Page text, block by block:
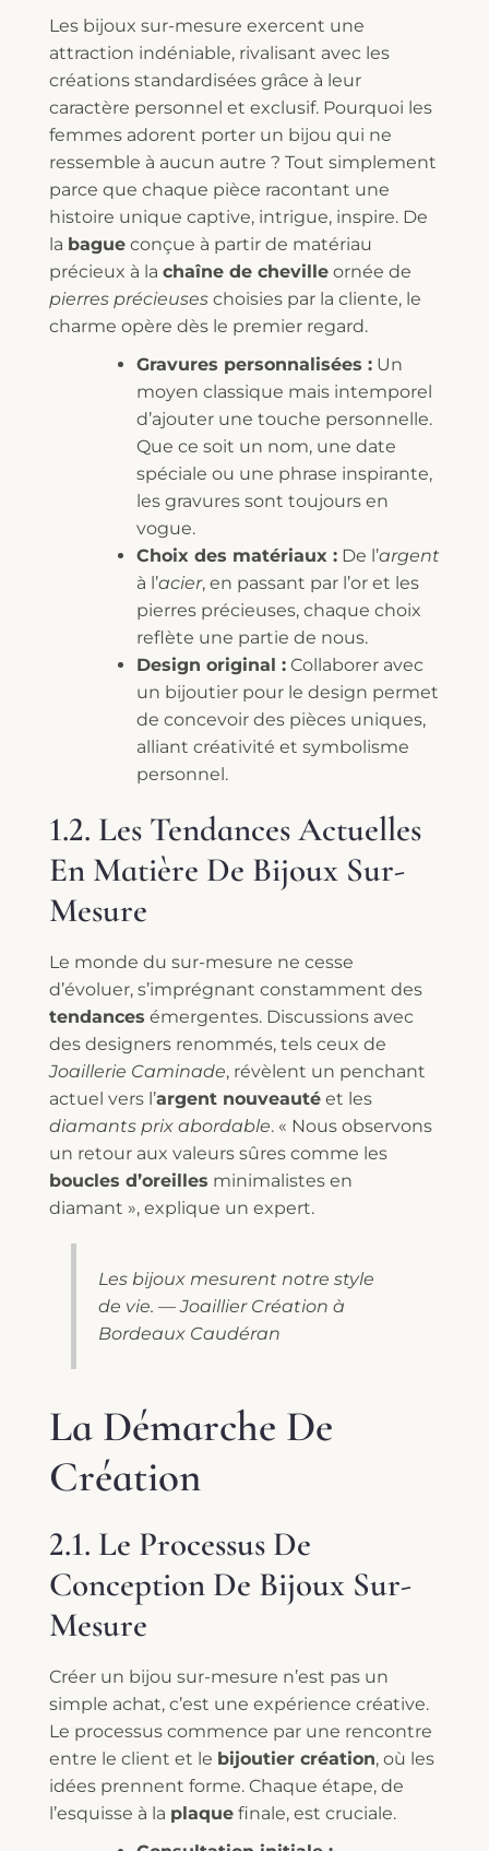
Les bijoux sur-mesure exercent une
attraction indéniable, rivalisant avec les
créations standardisées grâce à leur
caractère personnel et exclusif. Pourquoi les
femmes adorent porter un bijou qui ne
ressemble à aucun autre ? Tout simplement
parce que chaque pièce racontant une
histoire unique captive, intrigue, inspire. De
la bague conçue à partir de matériau
précieux à la chaîne de cheville ornée de
pierres précieuses choisies par la cliente, le
charme opère dès le premier regard.
Gravures personnalisées : Un
moyen classique mais intemporel
d’ajouter une touche personnelle.
Que ce soit un nom, une date
spéciale ou une phrase inspirante,
les gravures sont toujours en
vogue.
Choix des matériaux : De l’argent
à l’acier, en passant par l’or et les
pierres précieuses, chaque choix
reflète une partie de nous.
Design original : Collaborer avec
un bijoutier pour le design permet
de concevoir des pièces uniques,
alliant créativité et symbolisme
personnel.
1.2. Les Tendances Actuelles
En Matière De Bijoux Sur-
Mesure
Le monde du sur-mesure ne cesse
d’évoluer, s’imprégnant constamment des
tendances émergentes. Discussions avec
des designers renommés, tels ceux de
Joaillerie Caminade, révèlent un penchant
actuel vers l’argent nouveauté et les
diamants prix abordable. « Nous observons
un retour aux valeurs sûres comme les
boucles d’oreilles minimalistes en
diamant », explique un expert.
Les bijoux mesurent notre style
de vie. — Joaillier Création à
Bordeaux Caudéran
La Démarche De
Création
2.1. Le Processus De
Conception De Bijoux Sur-
Mesure
Créer un bijou sur-mesure n’est pas un
simple achat, c’est une expérience créative.
Le processus commence par une rencontre
entre le client et le bijoutier création, où les
idées prennent forme. Chaque étape, de
l’esquisse à la plaque finale, est cruciale.